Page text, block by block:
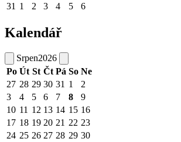
31 1 2 3 4 5 6
Kalendář
Srpen2026
Po Út St Čt Pá So Ne
27 28 29 30 31 1
2
3
4 5 6 7 8
9
10 11 12 13 14 15 16
17 18 19 20 21 22 23
24 25 26 27 28 29 30